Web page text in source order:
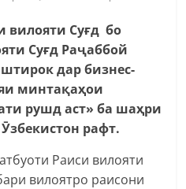
вилояти Суғд бо
Суғд Раҷаббой
дар бизнес-
минтақаҳои
рушд аст» ба шаҳри
рафт.
Раиси вилояти
вилоятро раисони